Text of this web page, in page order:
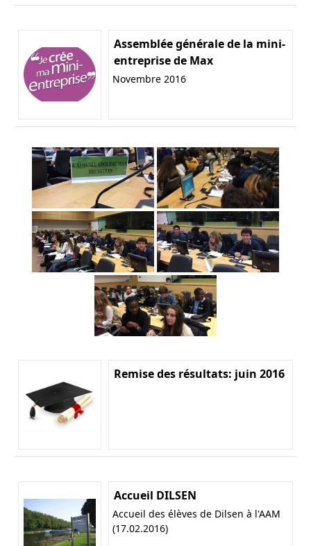
Assemblée générale de la mini-
entreprise de Max
Novembre 2016
Remise des résultats: juin 2016
Accueil DILSEN
Accueil des élèves de Dilsen à l'AAM
(17.02.2016)